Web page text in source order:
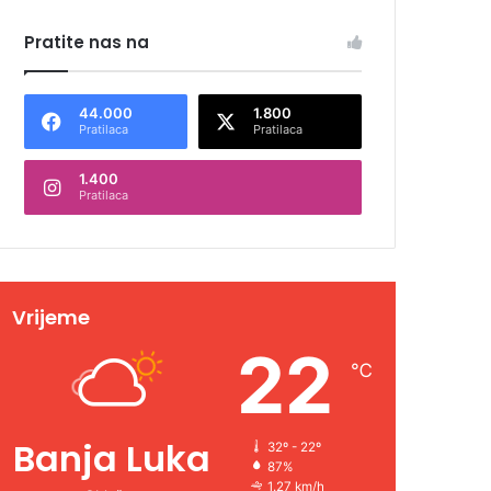
Pratite nas na
44.000
Pratilaca
1.800
Pratilaca
1.400
Pratilaca
Vrijeme
Banja Luka
22 ℃
32º - 22º
87%
1.27 km/h